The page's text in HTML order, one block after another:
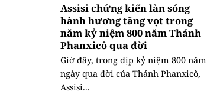
Assisi chứng kiến làn sóng
hành hương tăng vọt trong
năm kỷ niệm 800 năm Thánh
Phanxicô qua đời
Giờ đây, trong dịp kỷ niệm 800 năm
ngày qua đời của Thánh Phanxicô,
Assisi...